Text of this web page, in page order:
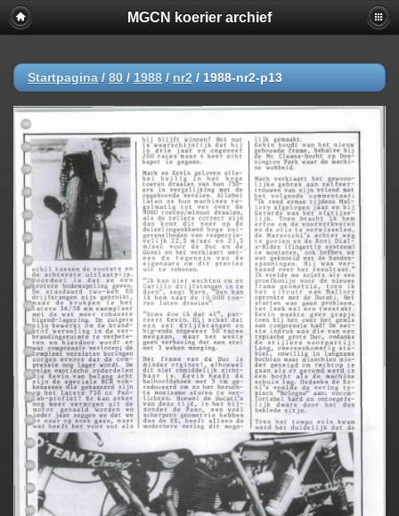
MGCN koerier archief
Startpagina / 80 / 1988 / nr2 / 1988-nr2-p13